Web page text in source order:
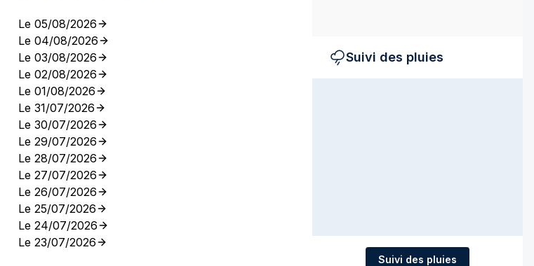
Le 05/08/2026
Le 04/08/2026
Le 03/08/2026
Le 02/08/2026
Le 01/08/2026
Le 31/07/2026
Le 30/07/2026
Le 29/07/2026
Le 28/07/2026
Le 27/07/2026
Le 26/07/2026
Le 25/07/2026
Le 24/07/2026
Le 23/07/2026
Suivi des pluies
Suivi des pluies